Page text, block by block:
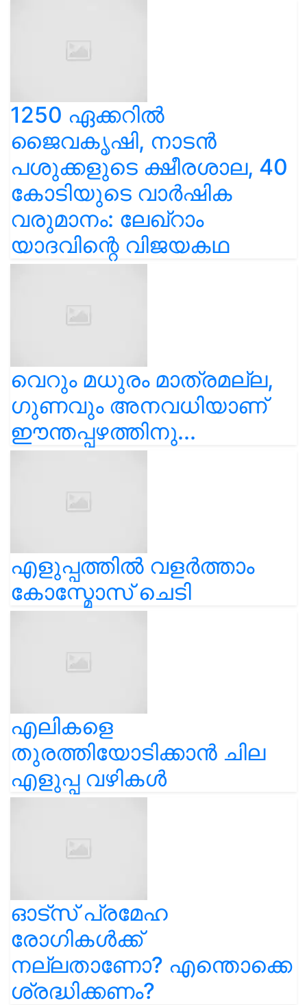
1250 ഏക്കറിൽ
ജൈവകൃഷി, നാടൻ
പശുക്കളുടെ ക്ഷീരശാല, 40
കോടിയുടെ വാർഷിക
വരുമാനം: ലേഖ്‌റാം
യാദവിന്റെ വിജയകഥ
വെറും മധുരം മാത്രമല്ല,
ഗുണവും അനവധിയാണ്
ഈന്തപ്പഴത്തിനു...
എളുപ്പത്തിൽ വളർത്താം
കോസ്മോസ് ചെടി
എലികളെ
തുരത്തിയോടിക്കാൻ ചില
എളുപ്പ വഴികൾ
ഓട്സ് പ്രമേഹ
രോഗികൾക്ക്
നല്ലതാണോ? എന്തൊക്കെ
ശ്രദ്ധിക്കണം?